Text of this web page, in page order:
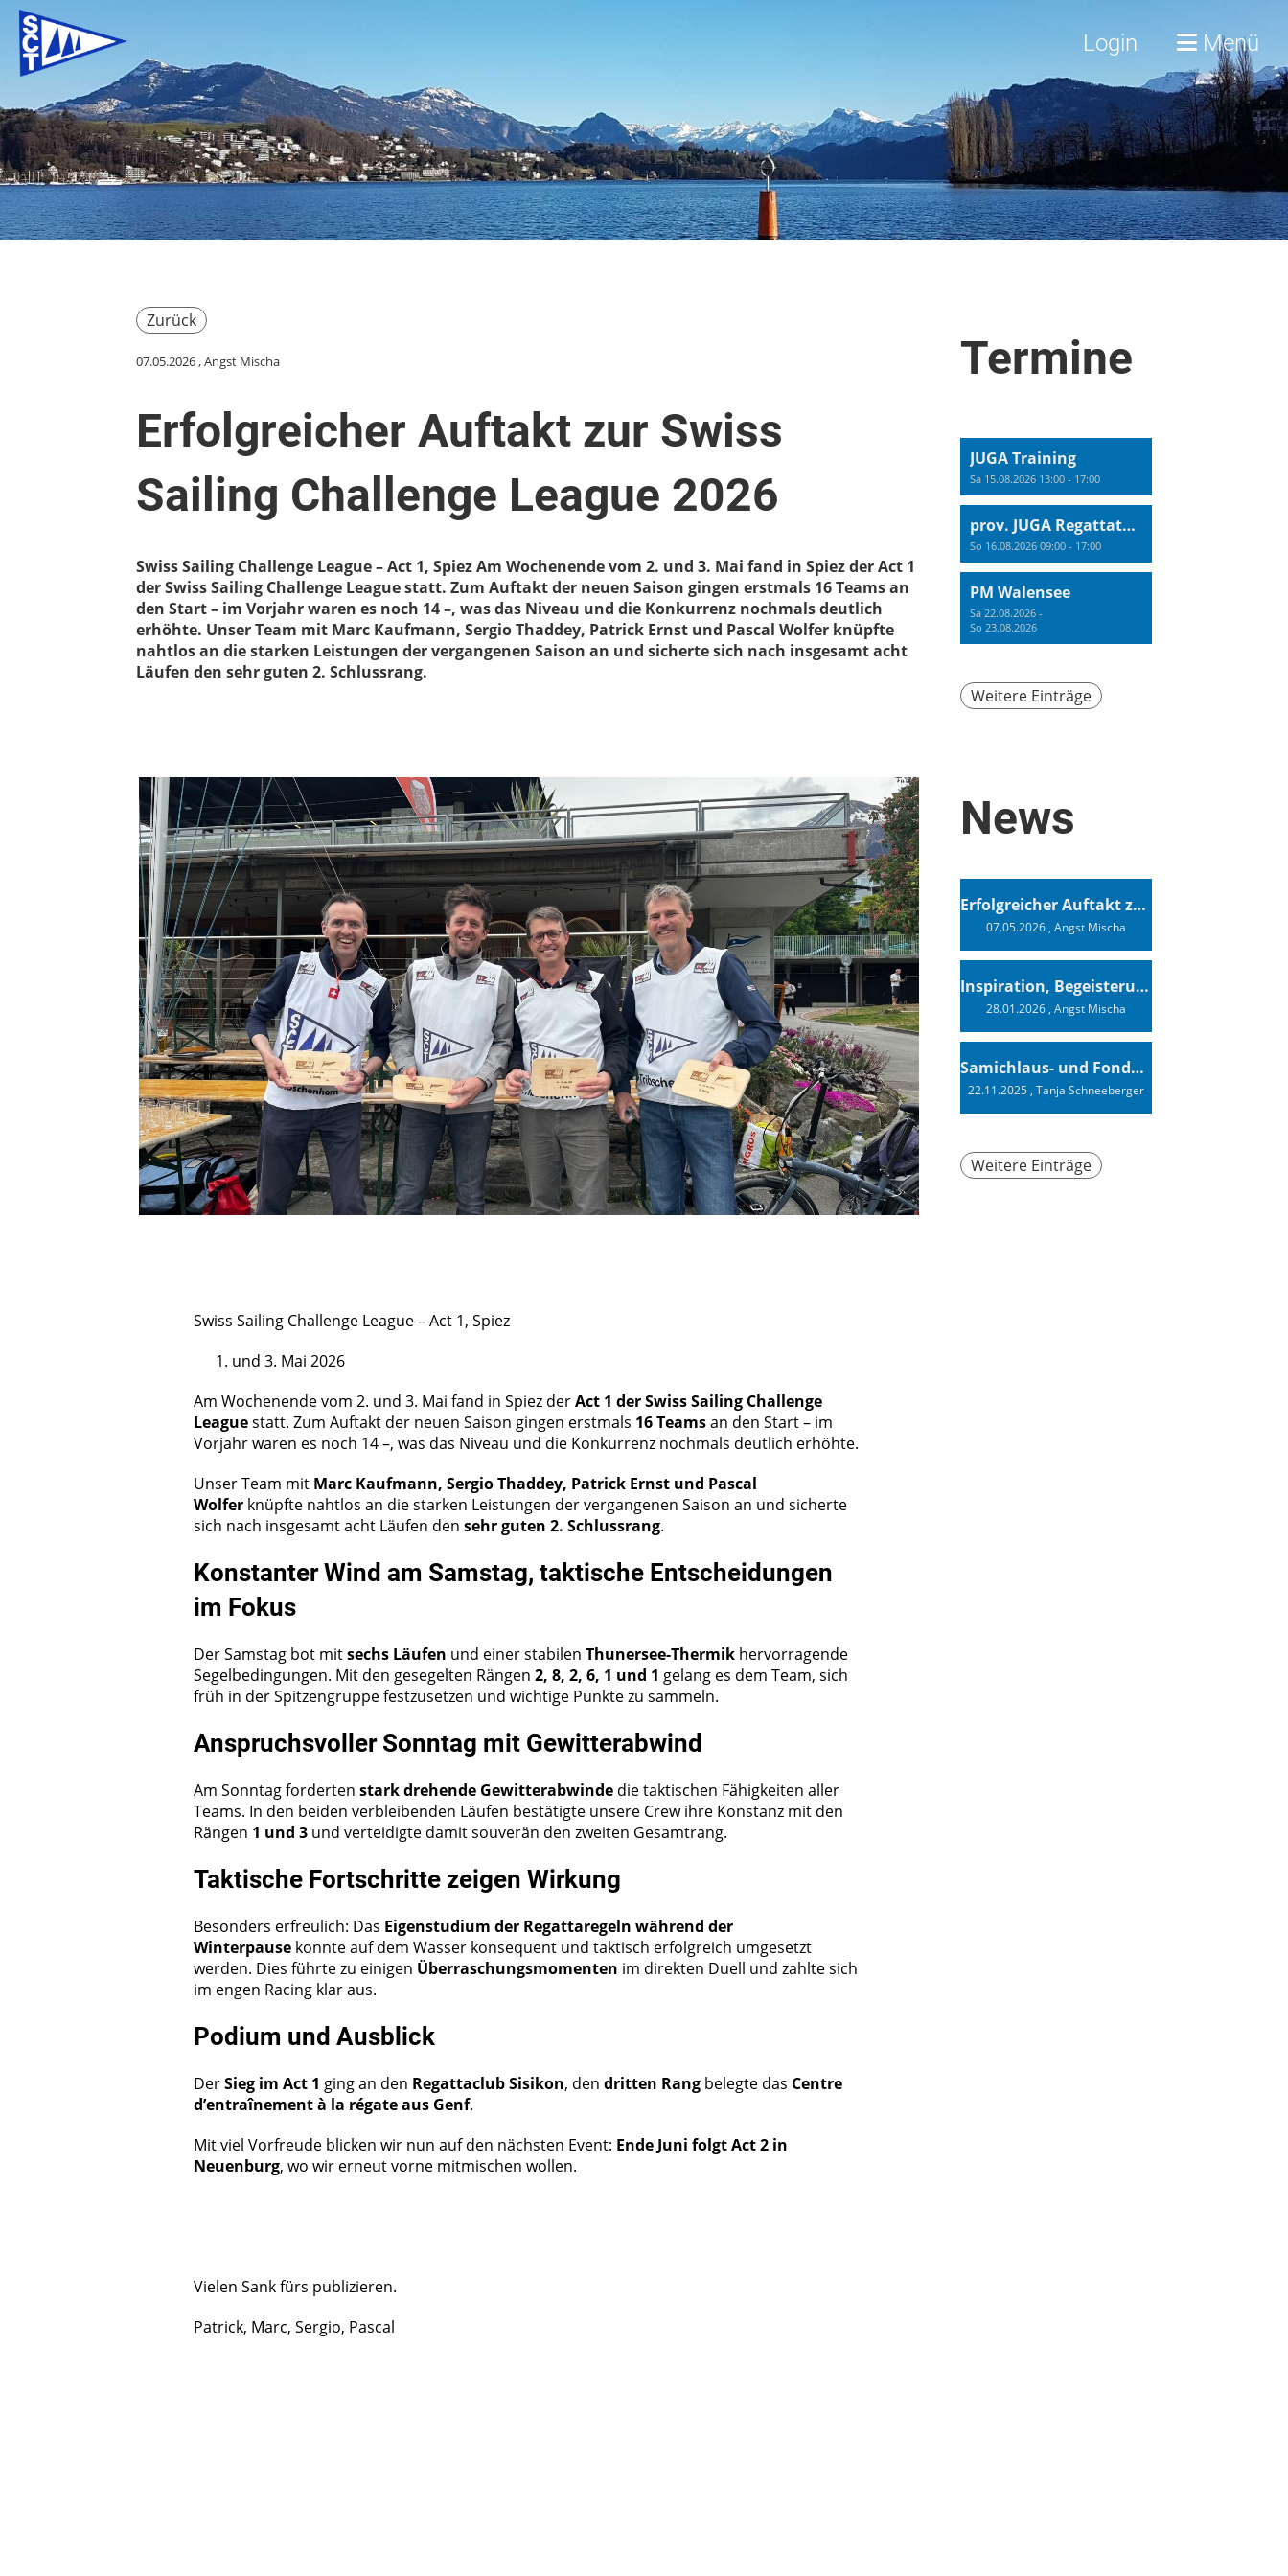
Login Menü
Zurück
07.05.2026, Angst Mischa
Erfolgreicher Auftakt zur Swiss
Sailing Challenge League 2026
Swiss Sailing Challenge League – Act 1, Spiez Am Wochenende vom 2. und 3. Mai fand in Spiez der Act 1
der Swiss Sailing Challenge League statt. Zum Auftakt der neuen Saison gingen erstmals 16 Teams an
den Start – im Vorjahr waren es noch 14 –, was das Niveau und die Konkurrenz nochmals deutlich
erhöhte. Unser Team mit Marc Kaufmann, Sergio Thaddey, Patrick Ernst und Pascal Wolfer knüpfte
nahtlos an die starken Leistungen der vergangenen Saison an und sicherte sich nach insgesamt acht
Läufen den sehr guten 2. Schlussrang.
Swiss Sailing Challenge League – Act 1, Spiez
und 3. Mai 2026
Am Wochenende vom 2. und 3. Mai fand in Spiez derAct 1 der Swiss Sailing Challenge
Leaguestatt. Zum Auftakt der neuen Saison gingen erstmals 16 Teamsan den Start – im
Vorjahr waren es noch 14 –, was das Niveau und die Konkurrenz nochmals deutlich erhöhte.
Unser Team mit Marc Kaufmann, Sergio Thaddey, Patrick Ernst und Pascal
Wolferknüpfte nahtlos an die starken Leistungen der vergangenen Saison an und sicherte
sich nach insgesamt acht Läufen den sehr guten 2. Schlussrang.
Konstanter Wind am Samstag, taktische Entscheidungen
im Fokus
Der Samstag bot mitsechs Läufen und einer stabilen Thunersee-Thermikhervorragende
Segelbedingungen. Mit den gesegelten Rängen 2, 8, 2, 6, 1 und 1 gelang es dem Team, sich
früh in der Spitzengruppe festzusetzen und wichtige Punkte zu sammeln.
Anspruchsvoller Sonntag mit Gewitterabwind
Am Sonntag forderten stark drehende Gewitterabwindedie taktischen Fähigkeiten aller
Teams. In den beiden verbleibenden Läufen bestätigte unsere Crew ihre Konstanz mit den
Rängen 1 und 3und verteidigte damit souverän den zweiten Gesamtrang.
Taktische Fortschritte zeigen Wirkung
Besonders erfreulich: Das Eigenstudium der Regattaregeln während der
Winterpausekonnte auf dem Wasser konsequent und taktisch erfolgreich umgesetzt
werden. Dies führte zu einigen Überraschungsmomenten im direkten Duell und zahlte sich
im engen Racing klar aus.
Podium und Ausblick
DerSieg im Act 1 ging an den Regattaclub Sisikon, den dritten Rangbelegte das Centre
d’entraînement à la régate aus Genf.
Mit viel Vorfreude blicken wir nun auf den nächsten Event: Ende Juni folgt Act 2 in
Neuenburg, wo wir erneut vorne mitmischen wollen.
Vielen Sank fürs publizieren.
Patrick, Marc, Sergio, Pascal
Termine
JUGA Training
Sa 15.08.2026 13:00 - 17:00
prov. JUGA Regattatraining
So 16.08.2026 09:00 - 17:00
PM Walensee
Sa 22.08.2026 -
So 23.08.2026
Weitere Einträge
News
Erfolgreicher Auftakt zur Swiss Sailing Challenge League 2026
07.05.2026, Angst Mischa
Inspiration, Begeisterung - Ein Vortrag von Vendée-Globe-Finisher Oliver Heer
28.01.2026, Angst Mischa
Samichlaus- und Fonduabend
22.11.2025, Tanja Schneeberger
Weitere Einträge